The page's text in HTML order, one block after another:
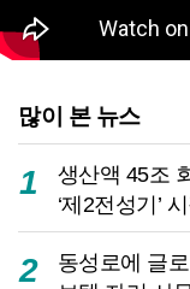
많이 본 뉴스
1
생산액 45조
‘제2전성기’
2
동성로에 글